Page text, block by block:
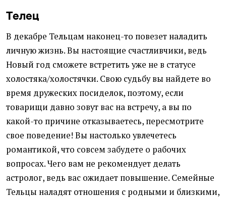
Телец
В декабре Тельцам наконец-то повезет наладить
личную жизнь. Вы настоящие счастливчики, ведь
Новый год сможете встретить уже не в статусе
холостяка/холостячки. Свою судьбу вы найдете во
время дружеских посиделок, поэтому, если
товарищи давно зовут вас на встречу, а вы по
какой-то причине отказываетесь, пересмотрите
свое поведение! Вы настолько увлечетесь
романтикой, что совсем забудете о рабочих
вопросах. Чего вам не рекомендует делать
астролог, ведь вас ожидает повышение. Семейные
Тельцы наладят отношения с родными и близкими,